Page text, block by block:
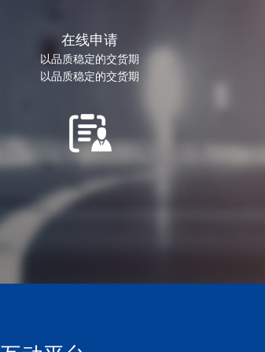
在线申请
以品质稳定的交货期
以品质稳定的交货期